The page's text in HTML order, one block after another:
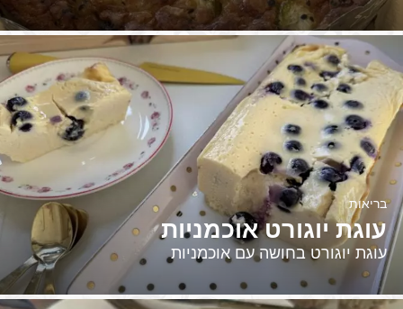
עוגת יוגורט אוכמניות
בריאות
עוגת יוגורט בחושה עם אוכמניות